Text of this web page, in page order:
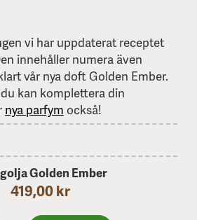
vi har uppdaterat receptet
innehåller numera även
vår nya doft Golden Ember.
kan komplettera din
nya parfym också!
Golden Ember
419,00 kr